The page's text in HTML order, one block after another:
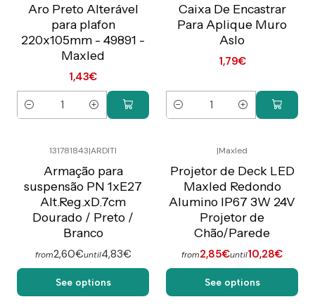
C/IVA
Aro Preto Alterável
para plafon
220x105mm - 49891 -
Maxled
1,43€
Quantity
C/IVA
Caixa De Encastrar
Para Aplique Muro
Aslo
1,79€
Quantity
131781843|ARDITI
Armação para
suspensão PN 1xE27
Alt.Reg.xD.7cm
Dourado / Preto /
Branco
from2,60€until4,83€
See options
C/IVA
|Maxled
Projetor de Deck LED
Maxled Redondo
Alumino IP67 3W 24V
Projetor de
Chão/Parede
from2,85€until10,28€
See options